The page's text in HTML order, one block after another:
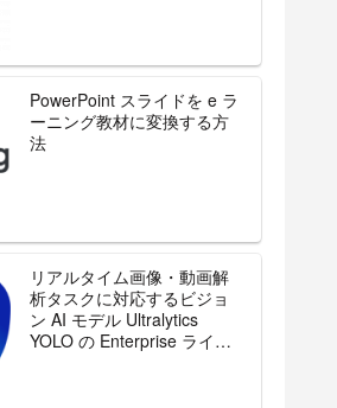
PowerPoint スライドを e ラ
ーニング教材に変換する方
法
リアルタイム画像・動画解
析タスクに対応するビジョ
ン AI モデル Ultralytics
YOLO の Enterprise ライセ